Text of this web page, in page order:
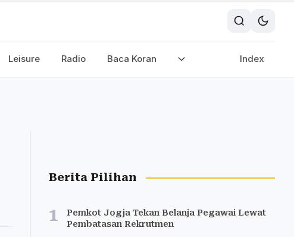
Leisure Radio Baca Koran Index
Berita Pilihan
1
Pemkot Jogja Tekan Belanja Pegawai Lewat
Pembatasan Rekrutmen